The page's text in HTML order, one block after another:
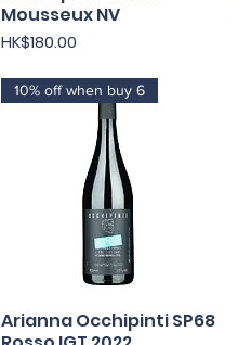
Mousseux NV
價格
HK$180.00
快速瀏覽
10% off when buy 6
Arianna Occhipinti SP68